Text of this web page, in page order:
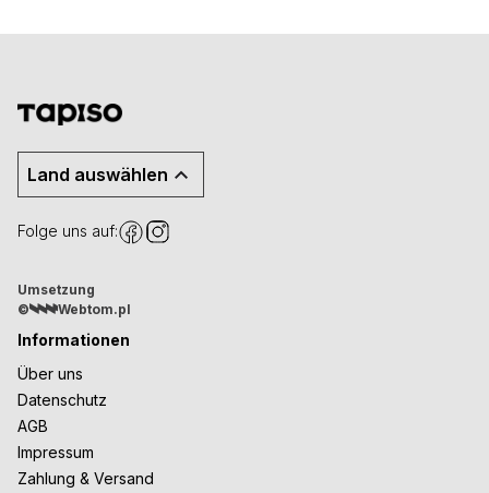
Land auswählen
Folge uns auf:
Umsetzung
©
Webtom.pl
Informationen
Über uns
Datenschutz
AGB
Impressum
Zahlung & Versand